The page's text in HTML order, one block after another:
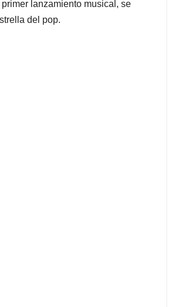
lanzamiento musical, se
del pop.